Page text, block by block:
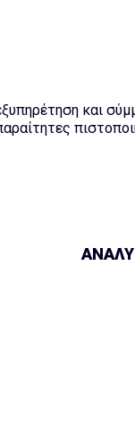
και
κοπής. Με